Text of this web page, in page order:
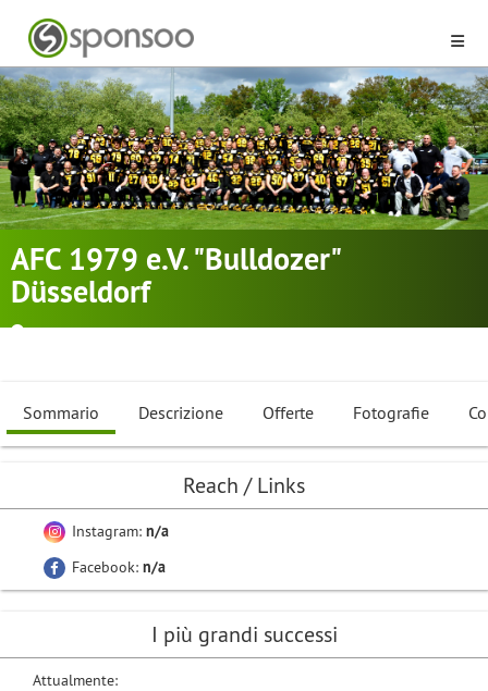
AFC 1979 e.V. "Bulldozer"
Düsseldorf
Düsseldorf
Sommario Descrizione Offerte Fotografie
Reach / Links
Instagram: n/a
Facebook: n/a
I più grandi successi
Attualmente: